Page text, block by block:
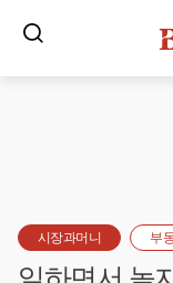
시장과머니 부